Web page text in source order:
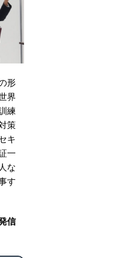
形
界
練
策
キ
一
な
す
信